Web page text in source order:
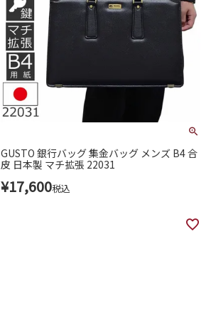
GUSTO 銀行バッグ 集金バッグ メンズ B4 合
皮 日本製 マチ拡張 22031
¥17,600税込